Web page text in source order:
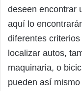
deseen encontrar
aquí lo
diferentes
localizar autos,
maquinaria, o
pueden así